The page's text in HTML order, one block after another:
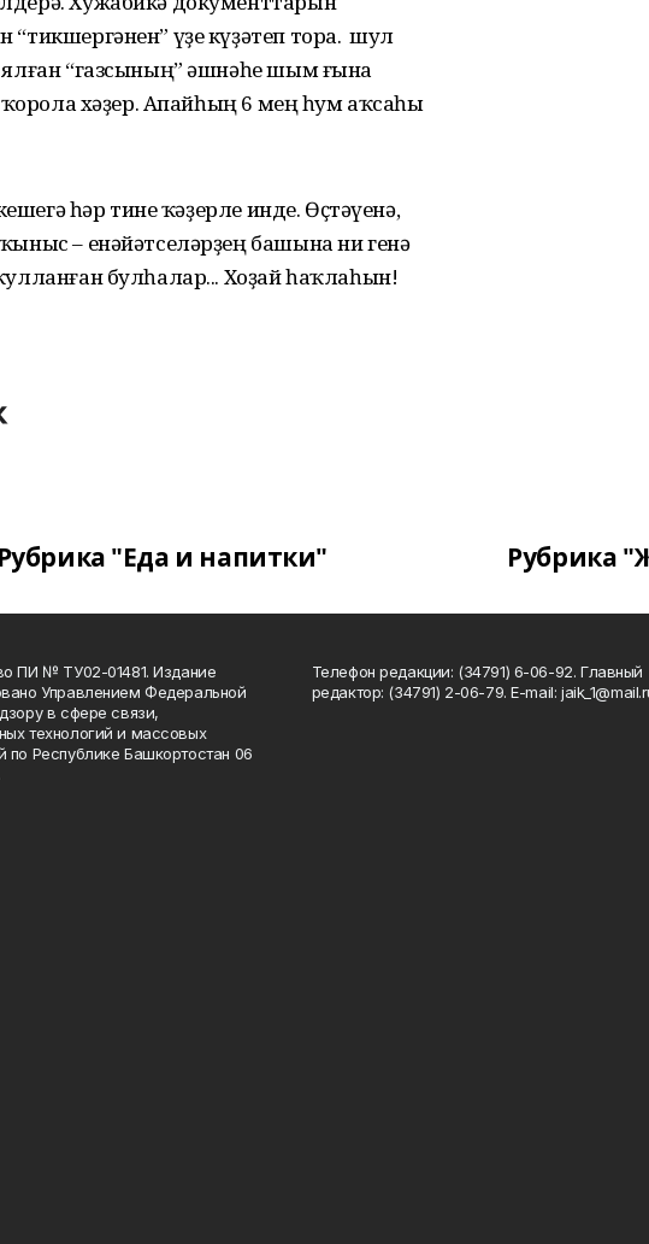
үҙе күҙәтеп тора. Ә шул
“газсының” әшнәһе шым ғына
хәҙер. Апайһың 6 мең һум аҡсаһы
һәр тине ҡәҙерле инде. Өҫтәүенә,
– енәйәтселәрҙең башына ни генә
булһалар... Хоҙай һаҡлаһын!
Рубрика "Еда и напитки" Рубрика
ПИ № ТУ02-01481. Издание
Управлением Федеральной
в сфере связи,
технологий и массовых
по Республике Башкортостан 06
Телефон редакции: (34791) 6-06-92. Главный
редактор: (34791) 2-06-79. Е-mаil: